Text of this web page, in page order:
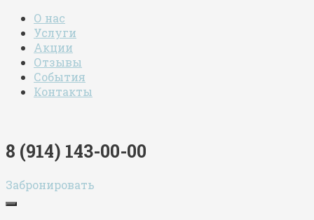
О нас
Услуги
Акции
Отзывы
События
Контакты
8 (914) 143-00-00
Забронировать